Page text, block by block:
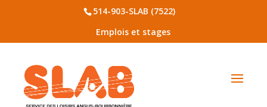
514-903-SLAB (7522)
Emplois et stages